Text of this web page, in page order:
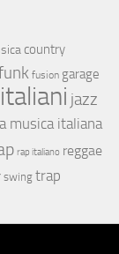
country
fusion garage
italiani jazz
musica italiana
rap italiano reggae
swing trap